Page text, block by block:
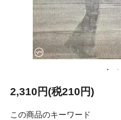
2,310円(税210円)
この商品のキーワード